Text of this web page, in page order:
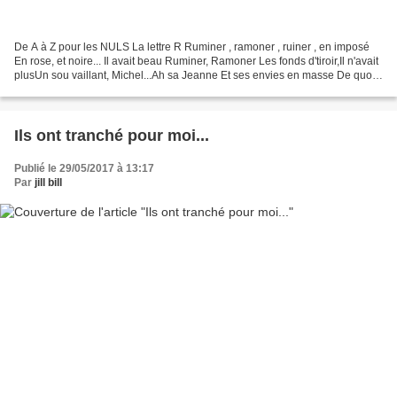
De A à Z pour les NULS La lettre R Ruminer , ramoner , ruiner , en imposé
En rose, et noire... Il avait beau Ruminer, Ramoner Les fonds d'tiroir,Il n'avait
plusUn sou vaillant, Michel...Ah sa Jeanne Et ses envies en masse De quoi
Ils ont tranché pour moi...
Publié le 29/05/2017 à 13:17
Par jill bill